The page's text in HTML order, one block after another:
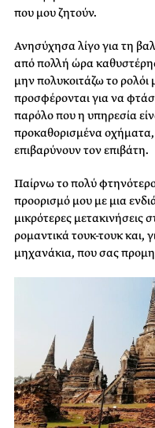
που μου ζητούν.
Ανησύχησα λίγο για τη
από πολλή ώρα
μην πολυκοιτάζω το ρολόι
προσφέρονται για να
παρόλο που η υπηρεσία
προκαθορισμένα οχήματα,
επιβαρύνουν τον επιβάτη.
Παίρνω το πολύ
προορισμό μου με μια
μικρότερες
ρομαντικά τουκ-τουκ και,
μηχανάκια, που σας